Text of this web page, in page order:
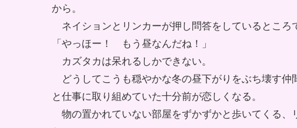
から。
ネイションとリンカーが押し問答をしているところ
「やっほー！ もう昼なんだね！」
カズタカは呆れるしかできない。
どうしてこうも穏やかな冬の昼下がりをぶち壊す仲
と仕事に取り組めていた十分前が恋しくなる。
物の置かれていない部屋をずかずかと歩いてくる、